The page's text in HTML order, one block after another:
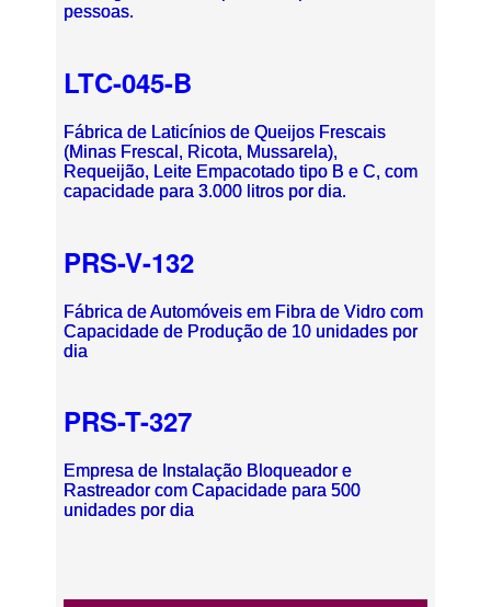
pessoas.
LTC-045-B
Fábrica de Laticínios de Queijos Frescais
(Minas Frescal, Ricota, Mussarela),
Requeijão, Leite Empacotado tipo B e C, com
capacidade para 3.000 litros por dia.
PRS-V-132
Fábrica de Automóveis em Fibra de Vidro com
Capacidade de Produção de 10 unidades por
dia
PRS-T-327
Empresa de Instalação Bloqueador e
Rastreador com Capacidade para 500
unidades por dia